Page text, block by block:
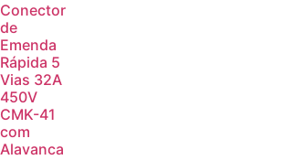
Conector
de
Emenda
Rápida 5
Vias 32A
450V
CMK-41
com
Alavanca